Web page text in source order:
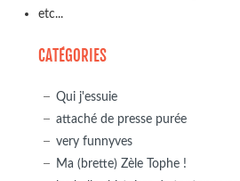
etc...
CATÉGORIES
Qui j'essuie
attaché de presse purée
very funnyves
Ma (brette) Zèle Tophe !